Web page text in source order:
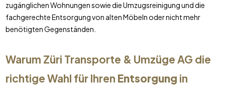
zugänglichen Wohnungen sowie die Umzugsreinigung und die
fachgerechte Entsorgung von alten Möbeln oder nicht mehr
benötigten Gegenständen.
Warum Züri Transporte & Umzüge AG die
richtige Wahl für Ihren Entsorgung in